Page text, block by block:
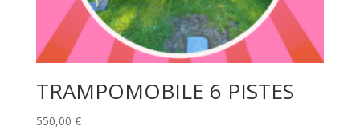
TRAMPOMOBILE 6 PISTES
550,00 €